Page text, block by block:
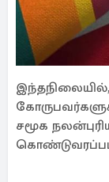
இந்தநிலையில்,
சமூக